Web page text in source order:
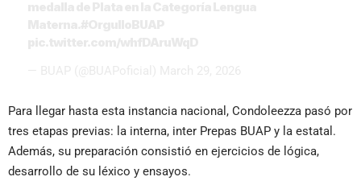
Para llegar hasta esta instancia nacional, Condoleezza pasó por
tres etapas previas: la interna, inter Prepas BUAP y la estatal.
Además, su preparación consistió en ejercicios de lógica,
desarrollo de su léxico y ensayos.